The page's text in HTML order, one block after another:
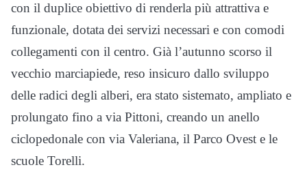
con il duplice obiettivo di renderla più attrattiva e
funzionale, dotata dei servizi necessari e con comodi
collegamenti con il centro. Già l’autunno scorso il
vecchio marciapiede, reso insicuro dallo sviluppo
delle radici degli alberi, era stato sistemato, ampliato e
prolungato fino a via Pittoni, creando un anello
ciclopedonale con via Valeriana, il Parco Ovest e le
scuole Torelli.